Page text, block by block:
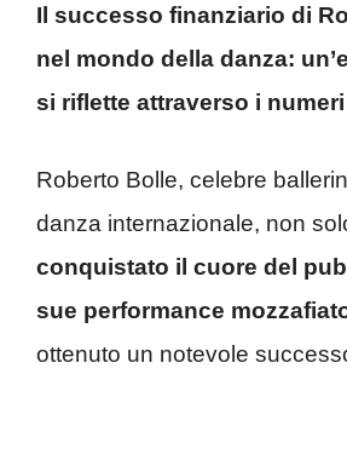
Il successo finanziario di
nel mondo della danza:
si riflette attraverso i numeri
Roberto Bolle, celebre
danza internazionale, non
conquistato il cuore del
sue performance
ottenuto un notevole